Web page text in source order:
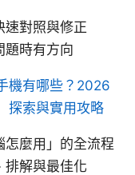
速對照與修正
題時有方向
機有哪些？2026
探索與實用攻略
怎麼用」的全流程
排解與最佳化